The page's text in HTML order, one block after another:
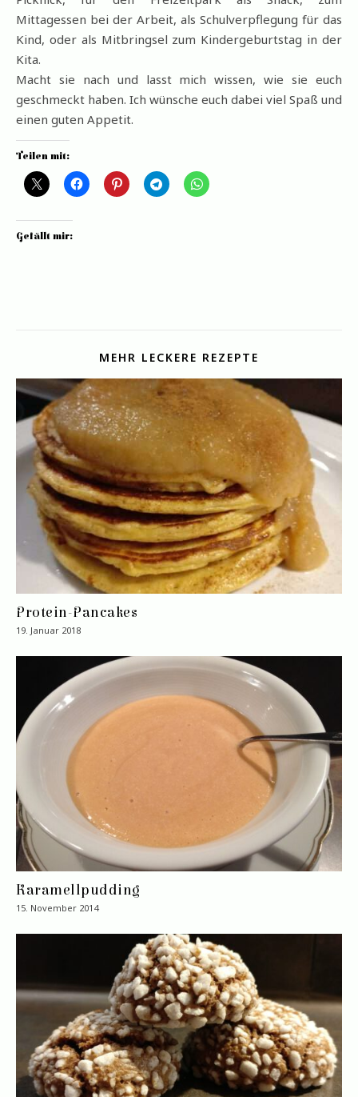
Mittagessen bei der Arbeit, als Schulverpflegung für das
Kind, oder als Mitbringsel zum Kindergeburtstag in der
Kita.
Macht sie nach und lasst mich wissen, wie sie euch
geschmeckt haben. Ich wünsche euch dabei viel Spaß und
einen guten Appetit.
Teilen mit:
Gefällt mir:
MEHR LECKERE REZEPTE
Protein-Pancakes
19. Januar 2018
Karamellpudding
15. November 2014